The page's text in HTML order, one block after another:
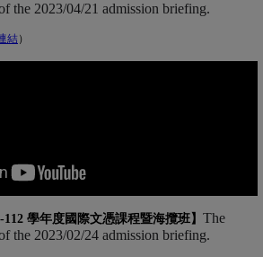
the 2023/04/21 admission briefing.
結(另開新視窗)
）
112 學年度國際文憑課程暨海攬班】 The
the 2023/02/24 admission briefing.